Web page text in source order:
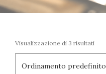
Visualizzazione di 3 risultati
Ordinamento predefinito